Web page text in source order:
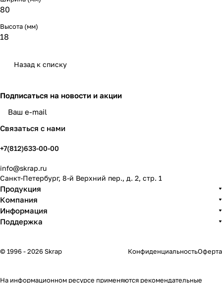
80
Высота (мм)
18
Назад к списку
Подписаться на новости и акции
Связаться с нами
+7(812)633-00-00
info@skrap.ru
Санкт-Петербург, 8-й Верхний пер., д. 2, стр. 1
Продукция
Компания
Информация
Поддержка
© 1996 - 2026 Skrap КонфиденциальностьОферта
На информационном ресурсе применяются рекомендательные